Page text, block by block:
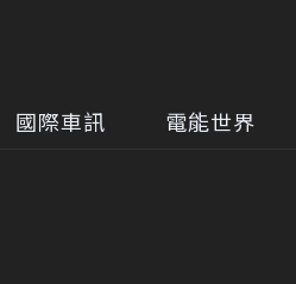
國際車訊 電能世界